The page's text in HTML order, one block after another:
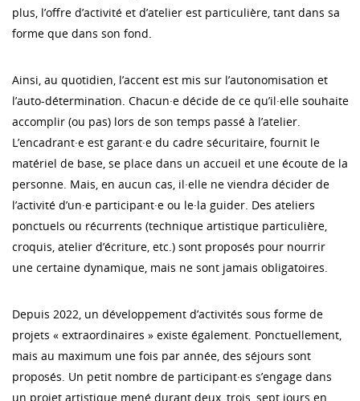
plus, l’offre d’activité et d’atelier est particulière, tant dans sa
forme que dans son fond.
Ainsi, au quotidien, l’accent est mis sur l’autonomisation et
l’auto-détermination. Chacun·e décide de ce qu’il·elle souhaite
accomplir (ou pas) lors de son temps passé à l’atelier.
L’encadrant·e est garant·e du cadre sécuritaire, fournit le
matériel de base, se place dans un accueil et une écoute de la
personne. Mais, en aucun cas, il·elle ne viendra décider de
l’activité d’un·e participant·e ou le·la guider. Des ateliers
ponctuels ou récurrents (technique artistique particulière,
croquis, atelier d’écriture, etc.) sont proposés pour nourrir
une certaine dynamique, mais ne sont jamais obligatoires.
Depuis 2022, un développement d’activités sous forme de
projets « extraordinaires » existe également. Ponctuellement,
mais au maximum une fois par année, des séjours sont
proposés. Un petit nombre de participant·es s’engage dans
un projet artistique mené durant deux, trois, sept jours en